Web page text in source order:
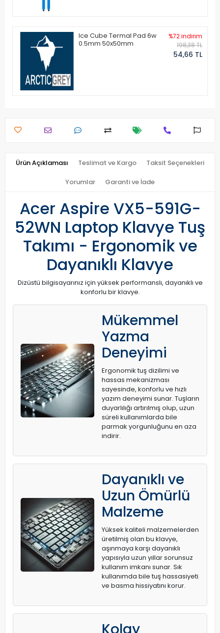
Ice Cube Termal Pad 6w
0.5mm 50x50mm
%72 indirim
198,38 TL
54,66 TL
Ürün Açıklaması Teslimat ve Kargo Taksit Seçenekleri
Yorumlar Garanti ve İade
Acer Aspire VX5-591G-
52WN Laptop Klavye Tuş
Takımı - Ergonomik ve
Dayanıklı Klavye
Dizüstü bilgisayarınız için yüksek performanslı, dayanıklı ve
konforlu bir klavye.
Mükemmel
Yazma
Deneyimi
Ergonomik tuş dizilimi ve
hassas mekanizması
sayesinde, konforlu ve hızlı
yazım deneyimi sunar. Tuşların
duyarlılığı artırılmış olup, uzun
süreli kullanımlarda bile
parmak yorgunluğunu en aza
indirir.
Dayanıklı ve
Uzun Ömürlü
Malzeme
Yüksek kaliteli malzemelerden
üretilmiş olan bu klavye,
aşınmaya karşı dayanıklı
yapısıyla uzun yıllar sorunsuz
kullanım imkanı sunar. Sık
kullanımda bile tuş hassasiyeti
ve basma hissiyatını korur.